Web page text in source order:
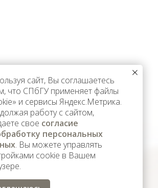
сайт, Вы соглашаетесь
что СПбГУ применяет файлы
и сервисы Яндекс.Метрика.
работу с сайтом,
свое согласие
персональных
. Вы можете управлять
cookie в Вашем